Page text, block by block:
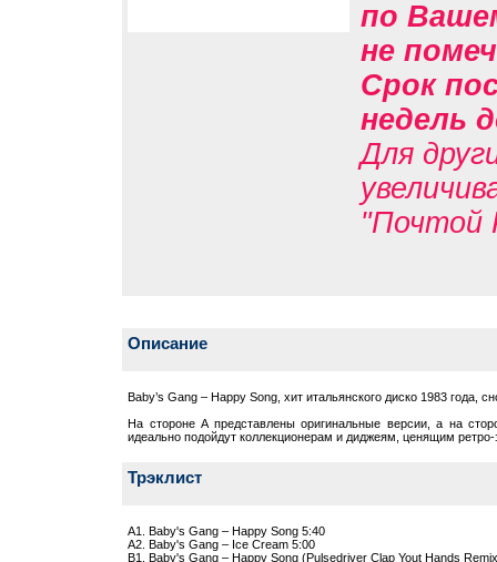
по
не
Срок
недель
Для
"Почтой
Описание
Baby’s Gang – Happy Song, хит итальянского диско 1983 года,
На стороне A представлены оригинальные версии, а на
идеально подойдут коллекционерам и диджеям, ценящим
Трэклист
A1. Baby's Gang – Happy Song 5:40
A2. Baby's Gang – Ice Cream 5:00
B1. Baby's Gang – Happy Song (Pulsedriver Clap Yout Hands